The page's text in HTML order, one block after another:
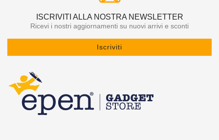
ISCRIVITI ALLA NOSTRA NEWSLETTER
Ricevi i nostri aggiornamenti su nuovi arrivi e sconti
Iscriviti